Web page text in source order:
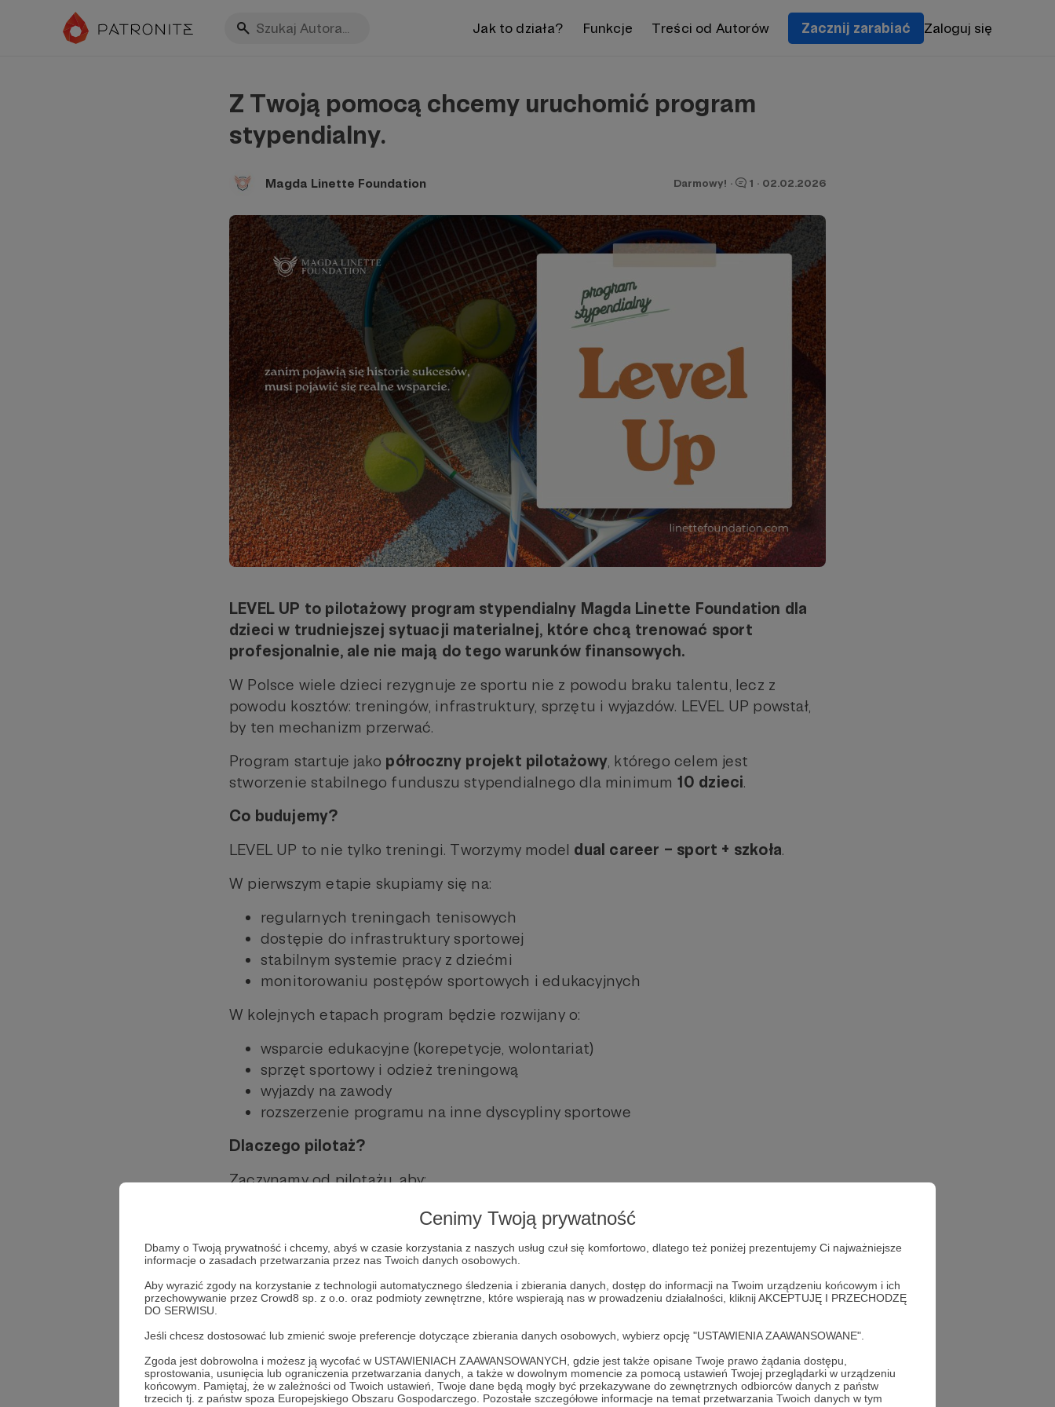
Cenimy Twoją prywatność
Dbamy o Twoją prywatność i chcemy, abyś w czasie korzystania z naszych usług czuł się komfortowo, dlatego też poniżej prezentujemy Ci najważniejsze
informacje o zasadach przetwarzania przez nas Twoich danych osobowych.
Aby wyrazić zgody na korzystanie z technologii automatycznego śledzenia i zbierania danych, dostęp do informacji na Twoim urządzeniu końcowym i ich
przechowywanie przez Crowd8 sp. z o.o. oraz podmioty zewnętrzne, które wspierają nas w prowadzeniu działalności, kliknij AKCEPTUJĘ I PRZECHODZĘ
DO SERWISU.
Jeśli chcesz dostosować lub zmienić swoje preferencje dotyczące zbierania danych osobowych, wybierz opcję "USTAWIENIA ZAAWANSOWANE".
Zgoda jest dobrowolna i możesz ją wycofać w USTAWIENIACH ZAAWANSOWANYCH, gdzie jest także opisane Twoje prawo żądania dostępu,
sprostowania, usunięcia lub ograniczenia przetwarzania danych, a także w dowolnym momencie za pomocą ustawień Twojej przeglądarki w urządzeniu
końcowym. Pamiętaj, że w zależności od Twoich ustawień, Twoje dane będą mogły być przekazywane do zewnętrznych odbiorców danych z państw
trzecich tj. z państw spoza Europejskiego Obszaru Gospodarczego. Pozostałe szczegółowe informacje na temat przetwarzania Twoich danych w tym
Jak to działa? Funkcje Treści od Autorów Zacznij zarabiać Zaloguj się
Z Twoją pomocą chcemy uruchomić program
stypendialny.
Magda Linette Foundation Darmowy! · 1 · 02.02.2026
LEVEL UP to pilotażowy program stypendialny Magda Linette Foundation dla
dzieci w trudniejszej sytuacji materialnej, które chcą trenować sport
profesjonalnie, ale nie mają do tego warunków finansowych.
W Polsce wiele dzieci rezygnuje ze sportu nie z powodu braku talentu, lecz z
powodu kosztów: treningów, infrastruktury, sprzętu i wyjazdów. LEVEL UP powstał,
by ten mechanizm przerwać.
Program startuje jako półroczny projekt pilotażowy, którego celem jest
stworzenie stabilnego funduszu stypendialnego dla minimum 10 dzieci.
Co budujemy?
LEVEL UP to nie tylko treningi. Tworzymy model dual career – sport + szkoła.
W pierwszym etapie skupiamy się na:
regularnych treningach tenisowych
dostępie do infrastruktury sportowej
stabilnym systemie pracy z dziećmi
monitorowaniu postępów sportowych i edukacyjnych
W kolejnych etapach program będzie rozwijany o:
wsparcie edukacyjne (korepetycje, wolontariat)
sprzęt sportowy i odzież treningową
wyjazdy na zawody
rozszerzenie programu na inne dyscypliny sportowe
Dlaczego pilotaż?
Zaczynamy od pilotażu, aby:
przetestować model w praktyce
zbudować odpowiedzialne finansowanie
wypracować standard pracy z dziećmi
skalować program w sposób trwały i transparentny
LEVEL UP to projekt długofalowy. Patronite jest jego fundamentem.
Na co trafia Twoje wsparcie?
Środki z Patronite przeznaczamy na: